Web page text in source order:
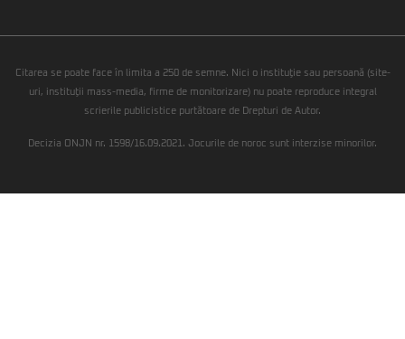
Citarea se poate face în limita a 250 de semne. Nici o instituţie sau persoană (site-
uri, instituţii mass-media, firme de monitorizare) nu poate reproduce integral
scrierile publicistice purtătoare de Drepturi de Autor.
Decizia ONJN nr. 1598/16.09.2021. Jocurile de noroc sunt interzise minorilor.